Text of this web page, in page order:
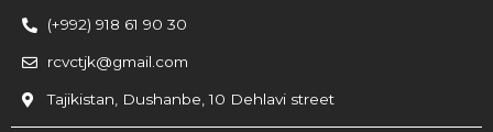
(+992) 918 61 90 30
rcvctjk@gmail.com
Tajikistan, Dushanbe, 10 Dehlavi street